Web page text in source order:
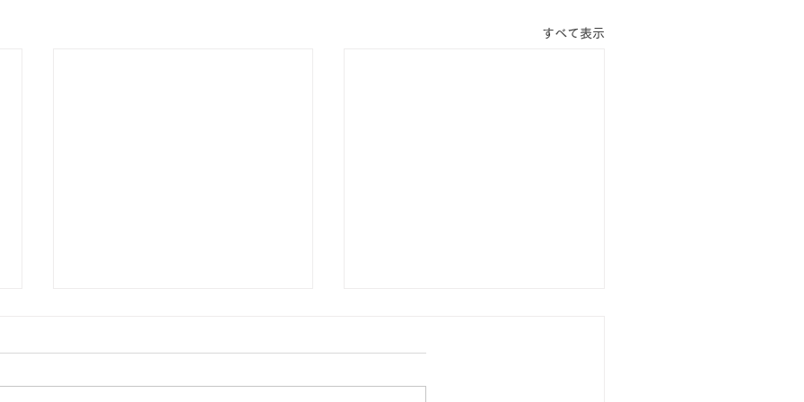
すべて表示